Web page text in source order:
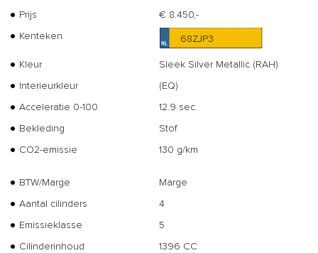
Prijs
€ 8.450,-
Kenteken
68ZJP3
Kleur
Sleek Silver Metallic (RAH)
Interieurkleur
(EQ)
Acceleratie 0-100
12.9 sec.
Bekleding
Stof
CO2-emissie
130 g/km
BTW/Marge
Marge
Aantal cilinders
4
Emissieklasse
5
Cilinderinhoud
1396 CC